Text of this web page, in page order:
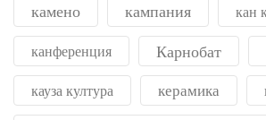
камено кампания кан
канференция Карнобат
кауза култура керамика